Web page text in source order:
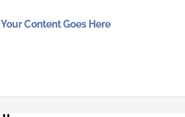
Your Content Goes Here